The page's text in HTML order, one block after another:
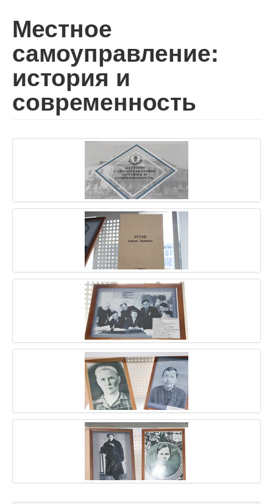
Местное
самоуправление:
история и
современность